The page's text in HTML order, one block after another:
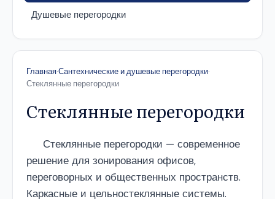
Душевые перегородки
Главная·Сантехнические и душевые перегородки·
Стеклянные перегородки
Стеклянные перегородки
Стеклянные перегородки — современное
решение для зонирования офисов,
переговорных и общественных пространств.
Каркасные и цельностеклянные системы.